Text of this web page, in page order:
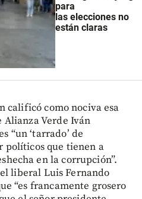
para
las elecciones no
están claras
calificó como nociva esa
Alianza Verde Iván
“un ‘tarrado’ de
políticos que tienen a
en la corrupción”.
liberal Luis Fernando
“es francamente grosero